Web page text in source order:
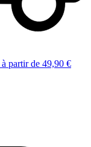
à partir de 49,90 €